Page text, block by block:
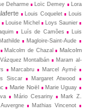
Deharme Loïc Demey
Lora
Louis Coquelet
Louis
Louise Michel
Loys Saunier
Luís de Camões
Luis
Magloire-Saint-Aude
Malcolm de Chazal
Malcolm
Montalbán
Maram al-
Marcabru
Marcel Aymé
Siscar
Margaret Atwood
Marie Noël
Marie Uguay
Mário Cesariny
Mark Z.
Mathias Vincenot